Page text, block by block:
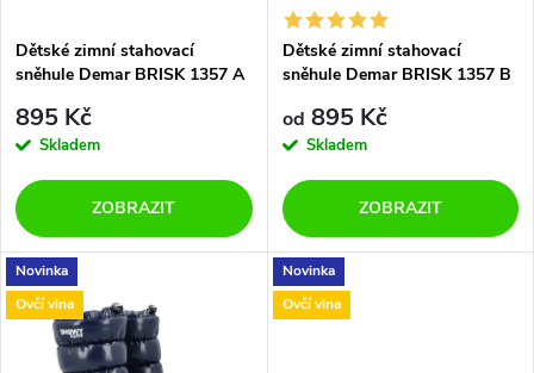
p
r
o
d
u
s
p
r
o
d
u
Dětské zimní stahovací
sněhule Demar BRISK 1357 A
895 Kč
Skladem
ZOBRAZIT
Dětské zimní stahovací
sněhule Demar BRISK 1357 B
od 895 Kč
Skladem
ZOBRAZIT
Novinka
Ovčí vlna
Novinka
Ovčí vlna